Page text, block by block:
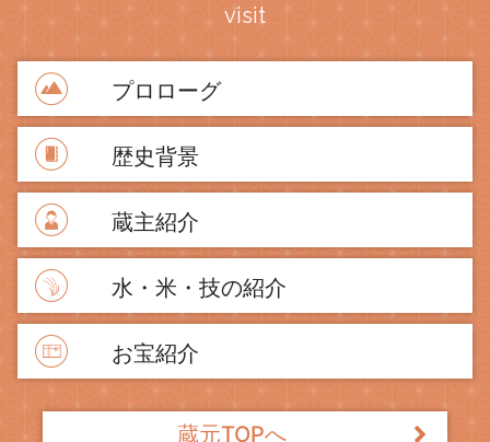
visit
プロローグ
歴史背景
蔵主紹介
水・米・技の紹介
お宝紹介
蔵元TOPへ